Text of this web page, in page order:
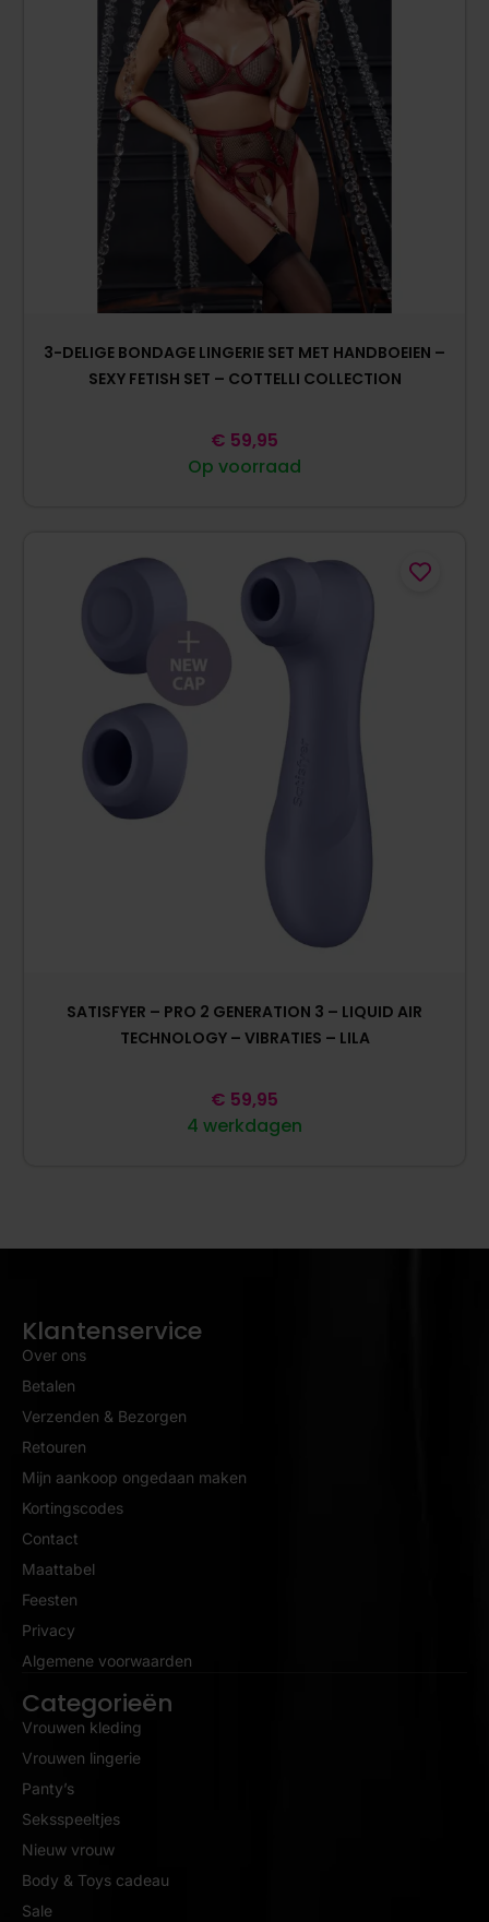
3-DELIGE BONDAGE LINGERIE SET MET HANDBOEIEN –
SEXY FETISH SET – COTTELLI COLLECTION
Op voorraad
€ 59,95
SATISFYER – PRO 2 GENERATION 3 – LIQUID AIR
TECHNOLOGY – VIBRATIES – LILA
4 werkdagen
€ 59,95
Klantenservice
Over ons
Betalen
Verzenden & Bezorgen
Retouren
Mijn aankoop ongedaan maken
Kortingscodes
Contact
Maattabel
Feesten
Privacy
Algemene voorwaarden
Categorieën
Vrouwen kleding
Vrouwen lingerie
Panty’s
Seksspeeltjes
Nieuw vrouw
Body & Toys cadeau
Sale